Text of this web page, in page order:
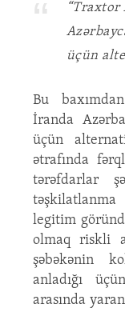
“Traxtor
üçün
Bu
İranda
üçün
ətrafında
tərəfdarlar
legitim
olmaq riskli
şəbəkənin
anladığı
arasında